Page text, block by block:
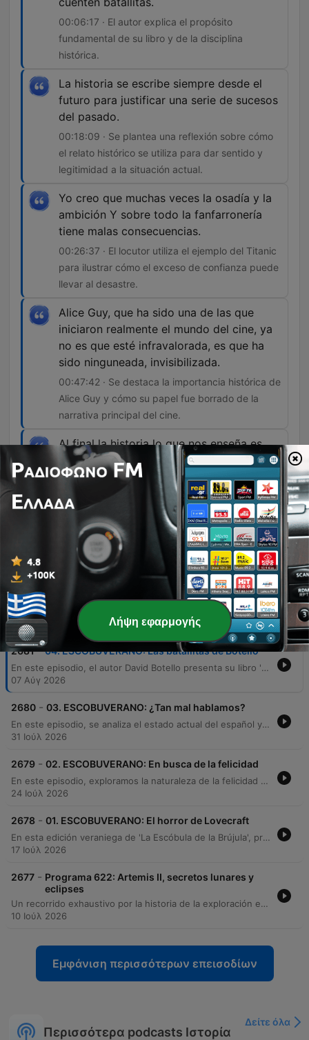
00:06:17 · El autor explica el propósito
fundamental de su libro y de la disciplina
histórica.
La historia se escribe siempre desde el
futuro para justificar una serie de sucesos
del pasado.
00:18:09 · Se plantea una reflexión sobre cómo
el relato histórico se utiliza para dar sentido y
legitimidad a la situación actual.
Yo creo que muchas veces la osadía y la
ambición Y sobre todo la fanfarronería
tiene malas consecuencias.
00:26:37 · El locutor utiliza el ejemplo del Titanic
para ilustrar cómo el exceso de confianza puede
llevar al desastre.
Alice Guy, que ha sido una de las que
iniciaron realmente el mundo del cine, ya
no es que esté infravalorada, es que ha
sido ninguneada, invisibilizada.
00:47:42 · Se destaca la importancia histórica de
Alice Guy y cómo su papel fue borrado de la
narrativa principal del cine.
Al final la historia lo que nos enseña es
que el éxito es muy relativo y que... El
éxito en un aspecto de tu vida no te
garantiza el éxito en todas las demás.
00:53:24 · Se ofrece una conclusión filosófica
sobre cómo los grandes personajes históricos
experimentaron fracasos personales a pesar de
sus logros.
Επεισόδια
2681 - 04. ESCOBUVERANO: Las batallitas de Botello
En este episodio, el autor David Botello presenta su libro 'No me cuentes batallitas', explorando cómo personajes históricos que cometieron errores fundamentales ayudaron a moldear la historia. A través de un análisis de figuras como Michael Collins, Rosa Parks y el Che Guevara, se reflexiona sobre la construcción de mitos, la identidad nacional y la cara oculta del éxito. El programa también aborda la ambición y la falta de prudencia mediante ejemplos como el Titanic, y analiza cómo la narrativa histórica a menudo invisibiliza a mujeres pioneras en la tecnología y el cine. Finalmente, se ofrece una reflexión sobre la relatividad del éxito y las lecciones que podemos extraer de los grandes fracasos y aciertos del pasado.
07 Αύγ 2026
2680 - 03. ESCOBUVERANO: ¿Tan mal hablamos?
En este episodio, se analiza el estado actual del español y los riesgos del empobrecimiento lingüístico debido a la influencia de internet, las redes sociales y el inglés. A través de una conversación con el filólogo Fernando Vilches, se debate cómo la reducción del léxico puede afectar la capacidad cognitiva y la estructuración del pensamiento en las nuevas generaciones. Asimismo, los interlocutores exploran la evolución del idioma mediante neologismos, préstamos lingüísticos y la tensión entre las normas académicas y el uso popular. El debate aborda también la responsabilidad del sistema educativo, la riqueza de los localismos regionales y cómo la perversión del lenguaje político y la falta de precisión ortográfica impactan en la identidad y la salud mental.
31 Ιούλ 2026
2679 - 02. ESCOBUVERANO: En busca de la felicidad
En este episodio, exploramos la naturaleza de la felicidad y el éxito a través de las perspectivas de José Gregorio González y Cipriano Quintas. La charla aborda la diferencia entre la felicidad como un objetivo externo y la felicidad como un camino basado en valores, analizando cómo las tendencias actuales y las redes sociales pueden distorsionar nuestra percepción de la realidad. Asimismo, se profundiza en la importancia de los vínculos afectivos y la inteligencia relacional. A través de conceptos como el 'Saguabona', el 'Ubuntu' y el 'Ho'oponopono', los invitados destacan cómo la coherencia, la vulnerabilidad, el perdón y la conexión con la comunidad son pilares fundamentales para alcanzar una verdadera plenitud personal y social.
24 Ιούλ 2026
2678 - 01. ESCOBUVERANO: El horror de Lovecraft
En esta edición veraniega de 'La Escóbula de la Brújula', presentamos a Juan Antonio Sanz para explorar la vida y el legado de H.P. Lovecraft. La conversación desmitifica la personalidad del autor, analizando cómo su entorno en Nueva Inglaterra y sus experiencias personales, como la parálisis del sueño, nutrieron su mitología. El episodio profundiza en los conceptos fundamentales del horror cósmico, la importancia de su red literaria de correspondencia y su impacto en el arte y el cine. Además, se ofrecen recomendaciones de relatos emblemáticos, adaptaciones al cómic, manga y cine, destacando la influencia recíproca entre Lovecraft y figuras como H.R. Giger.
17 Ιούλ 2026
2677 - Programa 622: Artemis II, secretos lunares y
eclipses
Un recorrido exhaustivo por la historia de la exploración espacial, desde los riesgos extremos y la competencia política de la era Apolo hasta la promesa del programa Artemis. El episodio analiza los desafíos técnicos, como el regolito lunar y la radiación, y la importancia estratégica de la Luna como base para futuras misiones a Marte. Además, se explora la relevancia de la ciencia y la astronomía en la cultura humana, abordando desde la mitología de los eclipses y la confirmación de la relatividad de Einstein, hasta la destacada participación de ingenieros españoles en la NASA. El programa concluye con una reflexión sobre la fragilidad de la Tierra a través de la obra de Carl Sagan.
10 Ιούλ 2026
Εμφάνιση περισσότερων επεισοδίων
Περισσότερα podcasts Ιστορία
Δείτε όλα
Λήψη εφαρμογής